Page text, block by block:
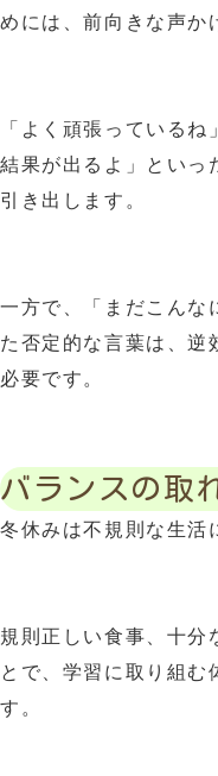
めには、前向きな声か
「よく頑張っている
結果が出るよ」といっ
引き出します。
一方で、「まだこんな
た否定的な言葉は、逆
必要です。
バランスの取
冬休みは不規則な生活
規則正しい食事、十分
とで、学習に取り組む
す。